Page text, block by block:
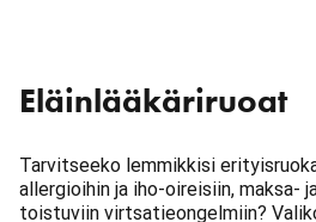
Eläinlääkäriruoat
Tarvitseeko lemmikkisi
allergioihin ja iho-oireisiin, maksa-
toistuviin virtsatieongelmiin?